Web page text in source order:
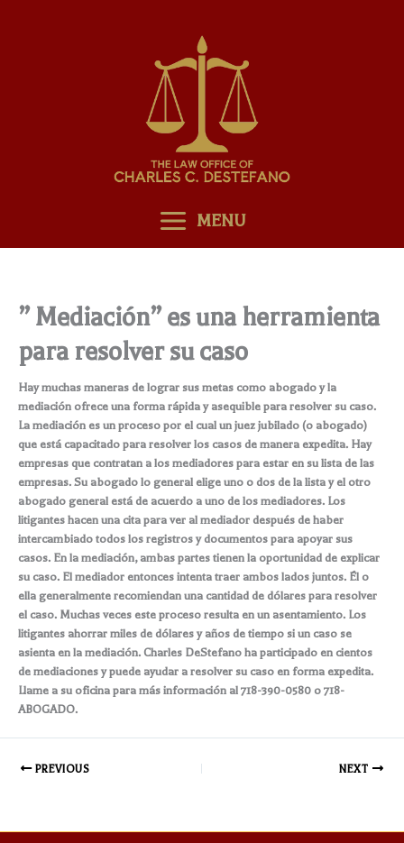
MENU
” Mediación” es una herramienta
para resolver su caso
Hay muchas maneras de lograr sus metas como abogado y la
mediación ofrece una forma rápida y asequible para resolver su caso.
La mediación es un proceso por el cual un juez jubilado (o abogado)
que está capacitado para resolver los casos de manera expedita. Hay
empresas que contratan a los mediadores para estar en su lista de las
empresas. Su abogado lo general elige uno o dos de la lista y el otro
abogado general está de acuerdo a uno de los mediadores. Los
litigantes hacen una cita para ver al mediador después de haber
intercambiado todos los registros y documentos para apoyar sus
casos. En la mediación, ambas partes tienen la oportunidad de explicar
su caso. El mediador entonces intenta traer ambos lados juntos. Él o
ella generalmente recomiendan una cantidad de dólares para resolver
el caso. Muchas veces este proceso resulta en un asentamiento. Los
litigantes ahorrar miles de dólares y años de tiempo si un caso se
asienta en la mediación. Charles DeStefano ha participado en cientos
de mediaciones y puede ayudar a resolver su caso en forma expedita.
Llame a su oficina para más información al 718-390-0580 o 718-
ABOGADO.
PREVIOUS NEXT